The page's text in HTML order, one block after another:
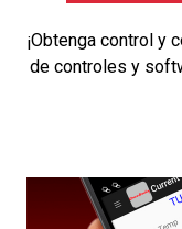
¡Obtenga control y
de controles y